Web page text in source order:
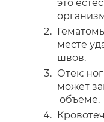
это
месте
швов.
Отек:
может
объеме.